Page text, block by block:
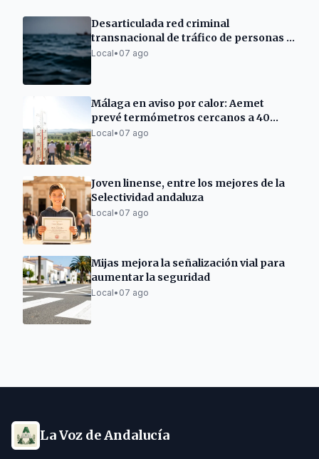
Desarticulada red criminal
transnacional de tráfico de personas y
drogas en el Mediterráneo
Local• 07 ago
Málaga en aviso por calor: Aemet
prevé termómetros cercanos a 40
grados
Local• 07 ago
Joven linense, entre los mejores de la
Selectividad andaluza
Local• 07 ago
Mijas mejora la señalización vial para
aumentar la seguridad
Local• 07 ago
La Voz de Andalucía